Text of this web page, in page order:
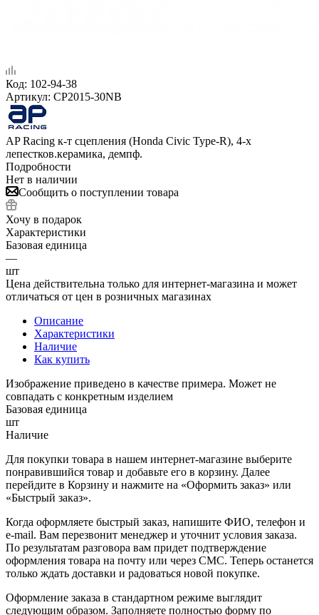
Код: 102-94-38
Артикул: CP2015-30NB
AP Racing к-т сцепления (Honda Civic Type-R), 4-х
лепестков.керамика, демпф.
Подробности
Нет в наличии
Сообщить о поступлении товара
Хочу в подарок
Характеристики
Базовая единица
—
шт
Цена действительна только для интернет-магазина и может
отличаться от цен в розничных магазинах
Описание
Характеристики
Наличие
Как купить
Изображение приведено в качестве примера. Может не
совпадать с конкретным изделием
Базовая единица
шт
Наличие
Для покупки товара в нашем интернет-магазине выберите
понравившийся товар и добавьте его в корзину. Далее
перейдите в Корзину и нажмите на «Оформить заказ» или
«Быстрый заказ».
Когда оформляете быстрый заказ, напишите ФИО, телефон и
e-mail. Вам перезвонит менеджер и уточнит условия заказа.
По результатам разговора вам придет подтверждение
оформления товара на почту или через СМС. Теперь останется
только ждать доставки и радоваться новой покупке.
Оформление заказа в стандартном режиме выглядит
следующим образом. Заполняете полностью форму по